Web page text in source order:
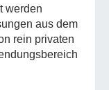
werden
aus dem
rein privaten